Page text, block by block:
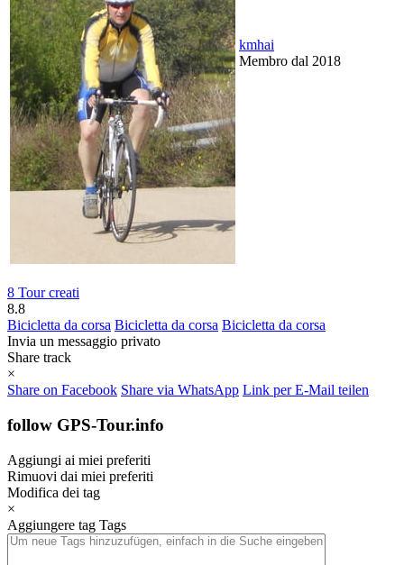
kmhai
Membro dal 2018
8 Tour creati
8.8
Bicicletta da corsa Bicicletta da corsa Bicicletta da corsa
Invia un messaggio privato
Share track
×
Share on Facebook Share via WhatsApp Link per E-Mail teilen
follow GPS-Tour.info
Aggiungi ai miei preferiti
Rimuovi dai miei preferiti
Modifica dei tag
×
Aggiungere tag Tags